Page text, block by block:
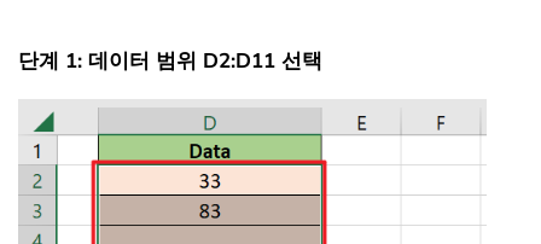
단계 1: 데이터 범위 D2:D11 선택